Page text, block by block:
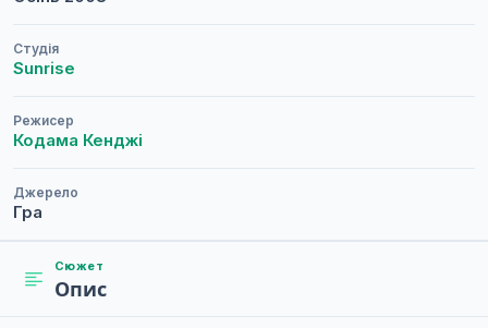
Студія
Sunrise
Режисер
Кодама Кенджі
Джерело
Гра
Сюжет
Опис